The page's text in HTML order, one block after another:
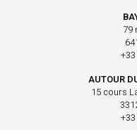
79
AUTOUR
15 cours